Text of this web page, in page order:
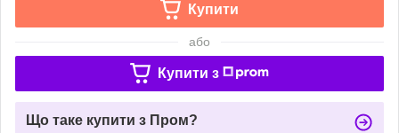
Купити
або
Купити з
Що таке купити з Пром?